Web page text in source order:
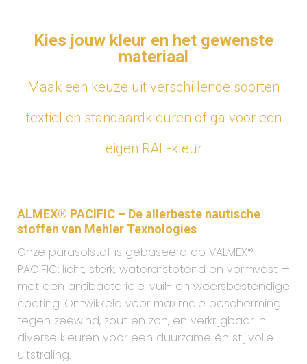
Kies jouw kleur en het gewenste
materiaal
Maak een keuze uit verschillende soorten
textiel en standaardkleuren of ga voor een
eigen RAL-kleur
ALMEX® PACIFIC – De allerbeste nautische
stoffen van Mehler Texnologies
Onze parasolstof is gebaseerd op VALMEX®
PACIFIC: licht, sterk, waterafstotend en vormvast —
met een antibacteriële, vuil- en weersbestendige
coating. Ontwikkeld voor maximale bescherming
tegen zeewind, zout en zon, en verkrijgbaar in
diverse kleuren voor een duurzame én stijlvolle
uitstraling.